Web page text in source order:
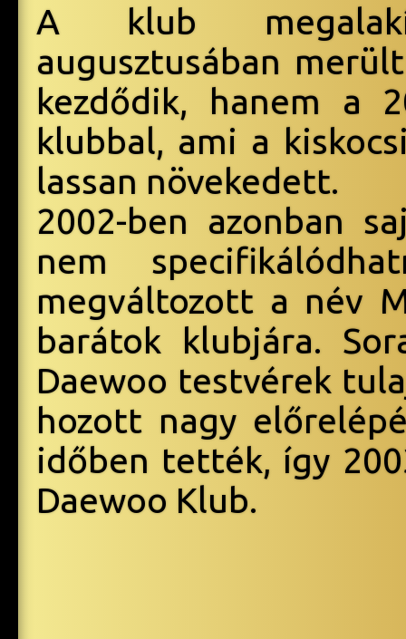
A klub
augusztusában
kezdődik, hanem a
klubbal, ami a
lassan növekedett.
2002-ben azonban
nem
megváltozott a név
barátok klubjára.
Daewoo testvérek
hozott nagy
időben tették, így
Daewoo Klub.